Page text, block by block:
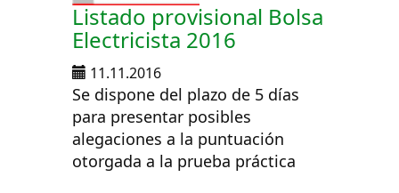
Listado provisional Bolsa
Electricista 2016
11.11.2016
Se dispone del plazo de 5 días
para presentar posibles
alegaciones a la puntuación
otorgada a la prueba práctica